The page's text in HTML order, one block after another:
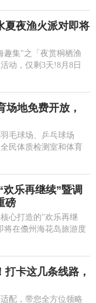
夏夜渔火派对即将
趣集"之「夜赏桐栖渔
动，仅剩3天!8月8日
场地免费开放，
毛球场、乒乓球场
民体质检测室和体育
乐再继续”暨调
磅
心打造的"欢乐再继
将在儋州海花岛旅游度
打卡这几条线路，
配，带您全方位领略